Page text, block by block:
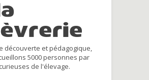
découverte et pédagogique,
5000 personnes par
de l'élevage.